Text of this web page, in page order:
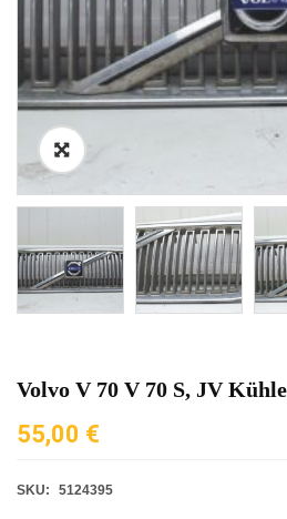
Volvo V 70 V 70 S, JV
55,00 €
SKU: 5124395